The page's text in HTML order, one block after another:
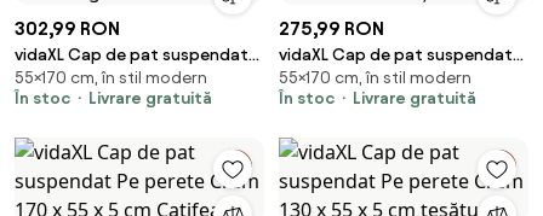
302,99 RON
vidaXL Cap de pat suspendat
Simplu Verde deschis gri 170 x
55 x 5 cm
55×170 cm, în stil modern
În stoc
Livrare gratuită
275,99 RON
vidaXL Cap de pat suspendat
Simplu Gri nori 170 x 55 x 5 cm
țesătură
55×170 cm, în stil modern
În stoc
Livrare gratuită